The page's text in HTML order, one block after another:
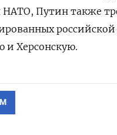
Путин также
и Херсонскую.